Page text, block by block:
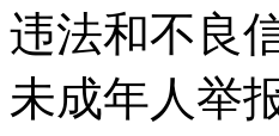
违法和不良
未成年人举